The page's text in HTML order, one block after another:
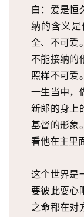
白：爱是恒
纳的含义
全、不可爱
不能接纳的
照样不可爱
一生当中，
新郎的身上
基督的形象
看他在主里
这个世界是
要彼此耍心
之命都在对